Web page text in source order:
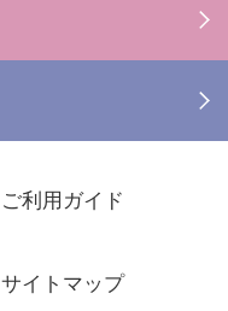
ご利用ガイド
サイトマップ